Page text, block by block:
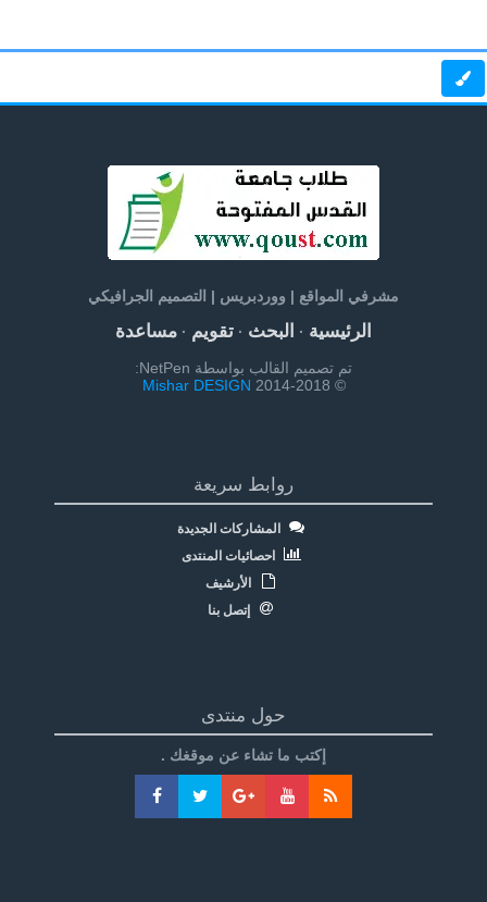
مشرفي المواقع | ووردبريس | التصميم الجرافيكي
الرئيسية· البحث· تقويم· مساعدة
تم تصميم القالب بواسطة NetPen:
© 2014-2018
Mishar DESIGN
روابط سريعة
المشاركات الجديدة
احصائيات المنتدى
الأرشيف
إتصل بنا
حول منتدى
إكتب ما تشاء عن موقغك .